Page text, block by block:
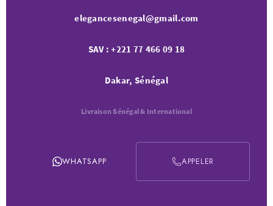
elegancesenegal@gmail.com
SAV : +221 77 466 09 18
Dakar, Sénégal
Livraison Sénégal & International
WHATSAPP APPELER